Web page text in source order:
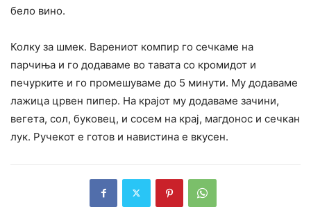
бело вино.
Колку за шмек. Варениот компир го сечкаме на
парчиња и го додаваме во тавата со кромидот и
печурките и го промешуваме до 5 минути. Му додаваме
лажица црвен пипер. На крајот му додаваме зачини,
вегета, сол, буковец, и сосем на крај, магдонос и сечкан
лук. Ручекот е готов и навистина е вкусен.